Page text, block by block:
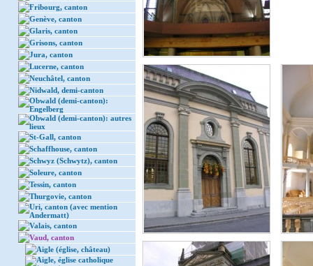
Fribourg, canton
Genève, canton
Glaris, canton
Grisons, canton
Jura, canton
Lucerne, canton
Neuchâtel, canton
Nidwald, demi-canton
Obwald (demi-canton):
Engelberg
Obwald (demi-canton): autres
lieux
St-Gall, canton
Schaffhouse, canton
Schwyz (Schwytz), canton
Soleure, canton
Tessin, canton
Thurgovie, canton
Uri, canton (avec mention
Andermatt)
Valais, canton
Vaud, canton
Aigle (église, château)
Aigle, église catholique